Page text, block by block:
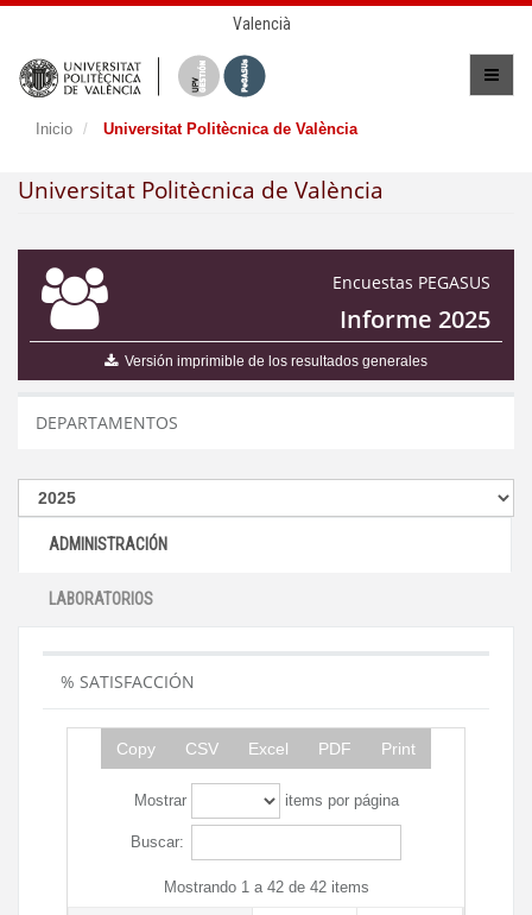
Valencià
Inicio Universitat Politècnica de València
Universitat Politècnica de València
Encuestas PEGASUS
Informe 2025
Versión imprimible de los resultados generales
DEPARTAMENTOS
ADMINISTRACIÓN
LABORATORIOS
% SATISFACCIÓN
Copy CSV Excel PDF Print
Mostrar items por página
Buscar:
Mostrando 1 a 42 de 42 items